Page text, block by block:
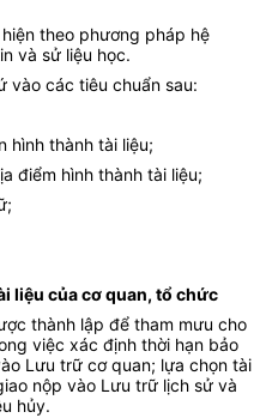
theo phương pháp hệ
và sử liệu học.
vào các tiêu chuẩn sau:
hình thành tài liệu;
điểm hình thành tài liệu;
liệu của cơ quan, tổ chức
thành lập để tham mưu cho
việc xác định thời hạn bảo
Lưu trữ cơ quan; lựa chọn tài
nộp vào Lưu trữ lịch sử và
hủy.